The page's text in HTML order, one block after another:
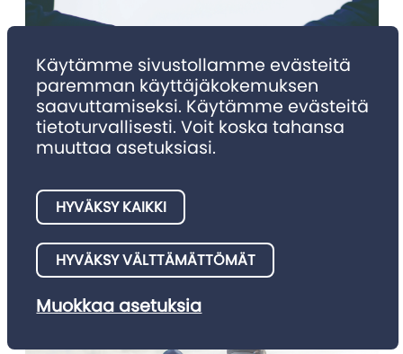
Nimitykset 4/2025
Julkaisemme tällä palstalla asianajotoimistojen meille
ilmoittamia nimitysuutisia.
Käytämme sivustollamme evästeitä
paremman käyttäjäkokemuksen
saavuttamiseksi. Käytämme evästeitä
tietoturvallisesti. Voit koska tahansa
muuttaa asetuksiasi.
HYVÄKSY VÄLTTÄMÄTTÖMÄT
HYVÄKSY KAIKKI
Muokkaa asetuksia